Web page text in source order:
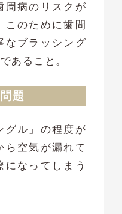
周病のリスクが
このために歯間
なブラッシング
あること。
題
グル」の程度が
ら空気が漏れて
になってしまう